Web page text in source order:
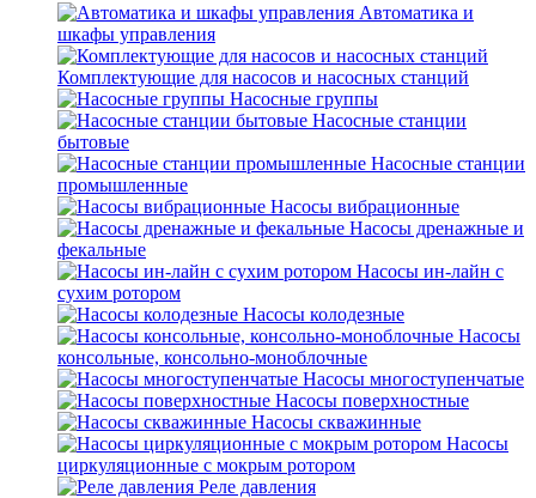
Автоматика и
шкафы управления
Комплектующие для насосов и насосных станций
Насосные группы
Насосные станции
бытовые
Насосные станции
промышленные
Насосы вибрационные
Насосы дренажные и
фекальные
Насосы ин-лайн с
сухим ротором
Насосы колодезные
Насосы
консольные, консольно-моноблочные
Насосы многоступенчатые
Насосы поверхностные
Насосы скважинные
Насосы
циркуляционные с мокрым ротором
Реле давления